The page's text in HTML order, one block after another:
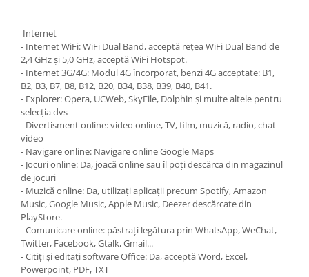
Internet
- Internet WiFi: WiFi Dual Band, acceptă rețea WiFi Dual Band de
2,4 GHz și 5,0 GHz, acceptă WiFi Hotspot.
- Internet 3G/4G: Modul 4G încorporat, benzi 4G acceptate: B1,
B2, B3, B7, B8, B12, B20, B34, B38, B39, B40, B41.
- Explorer: Opera, UCWeb, SkyFile, Dolphin și multe altele pentru
selecția dvs
- Divertisment online: video online, TV, film, muzică, radio, chat
video
- Navigare online: Navigare online Google Maps
- Jocuri online: Da, joacă online sau îl poți descărca din magazinul
de jocuri
- Muzică online: Da, utilizați aplicații precum Spotify, Amazon
Music, Google Music, Apple Music, Deezer descărcate din
PlayStore.
- Comunicare online: păstrați legătura prin WhatsApp, WeChat,
Twitter, Facebook, Gtalk, Gmail...
- Citiți și editați software Office: Da, acceptă Word, Excel,
Powerpoint, PDF, TXT